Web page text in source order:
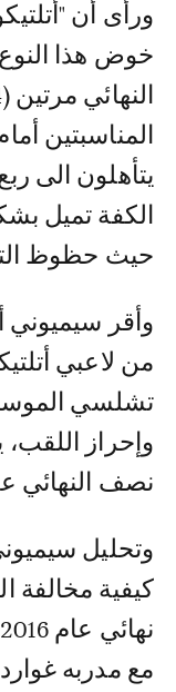
ورأى أن
خوض هذا
المناسبتين
يتأهلون الى
الكفة تميل
حيث حظوظ
وأقر
من لاعبي
تشلسي
وإحراز
نصف النهائي
وتحليل
كيفية مخالفة
مع مدربه